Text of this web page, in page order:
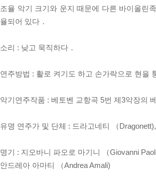
조율 악기 크기와 운지 때문에 다른 바이올린
율되어 있다．
소리 : 낮고 묵직하다．
연주방법 : 활로 켜기도 하고 손가락으로 현을
악기연주작품 : 베토벤 교항곡 5번 제3악장의
유명 연주가 및 단체 : 드라고네티 （
명기 : 지오바니 파오로 마기니 （Giovanni
안드레아 아마티 （Andrea Amali)